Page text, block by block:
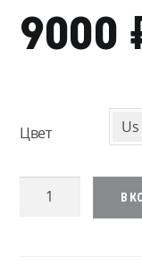
9000
Цвет
Количество
В